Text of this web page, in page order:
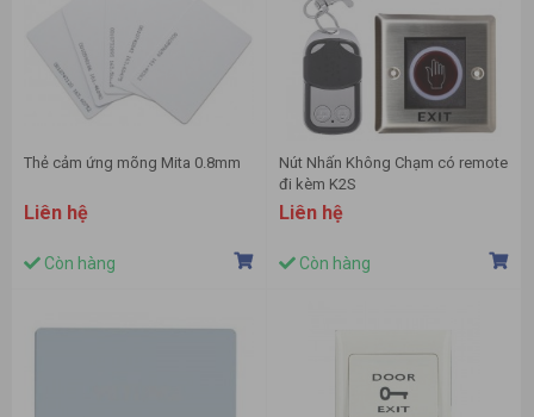
Thẻ cảm ứng mõng Mita 0.8mm
Liên hệ
Còn hàng
Nút Nhấn Không Chạm có remote
đi kèm K2S
Liên hệ
Còn hàng